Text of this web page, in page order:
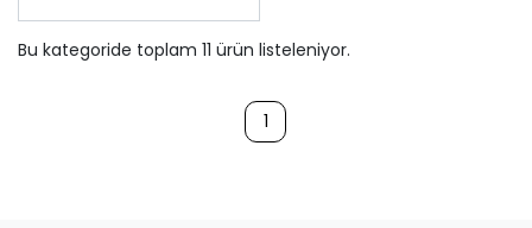
Bu kategoride toplam 11 ürün listeleniyor.
1